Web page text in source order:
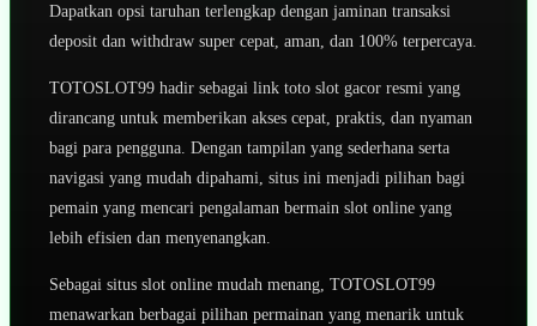
Dapatkan opsi taruhan terlengkap dengan jaminan transaksi
deposit dan withdraw super cepat, aman, dan 100% terpercaya.
TOTOSLOT99 hadir sebagai link toto slot gacor resmi yang
dirancang untuk memberikan akses cepat, praktis, dan nyaman
bagi para pengguna. Dengan tampilan yang sederhana serta
navigasi yang mudah dipahami, situs ini menjadi pilihan bagi
pemain yang mencari pengalaman bermain slot online yang
lebih efisien dan menyenangkan.
Sebagai situs slot online mudah menang, TOTOSLOT99
menawarkan berbagai pilihan permainan yang menarik untuk